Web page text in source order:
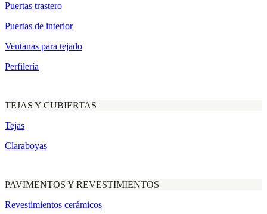
Puertas trastero
Puertas de interior
Ventanas para tejado
Perfilería
TEJAS Y CUBIERTAS
Tejas
Claraboyas
PAVIMENTOS Y REVESTIMIENTOS
Revestimientos cerámicos